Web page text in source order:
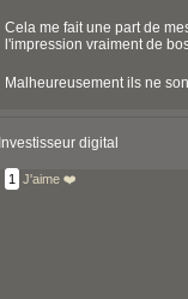
Cela me fait une part de
l'impression vraiment de
Malheureusement ils ne
Investisseur digital
1 J'aime ❤️